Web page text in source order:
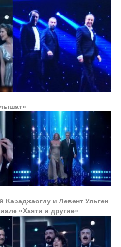
Караджаоглу и Левент Ульген
«Хаяти и другие»